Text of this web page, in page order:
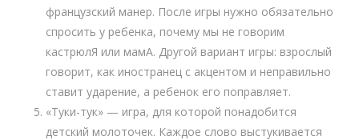
французский манер. После игры нужно обязательно
спросить у ребенка, почему мы не говорим
кастрюлЯ или мамА. Другой вариант игры: взрослый
говорит, как иностранец с акцентом и неправильно
ставит ударение, а ребенок его поправляет.
«Туки-тук» — игра, для которой понадобится
детский молоточек. Каждое слово выстукивается